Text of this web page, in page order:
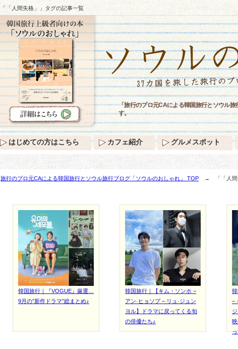
「「人間失格」」タグの記事一覧
旅行のプロ元CAによる韓国旅行とソウル旅行ブログ「ソウルのおしゃれ」 TOP → 「「人間
韓国旅行｜『VOGUE』厳選…
9月の”新作ドラマ”総まとめ♪
韓国旅行｜【キム・ソンホ –
アン·ヒョソプ – リュ·ジュン
ヨル】ドラマに戻ってくる旬
の俳優たち♪
–
「旅行のプロ元CAによる韓国旅行とソウル
す。
はじめての方はこちら カフェ紹介 グルメスポット